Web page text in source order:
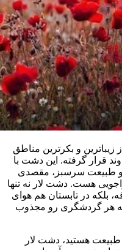
زیباترین و بکرترین مناطق
قرار گرفته. این دشت با
و طبیعت سرسبز، مقصدی
هست. دشت لار نه تنها
بلکه در تابستان هم هوای
هر گردشگری رو مجذوب
هستید، دشت لار